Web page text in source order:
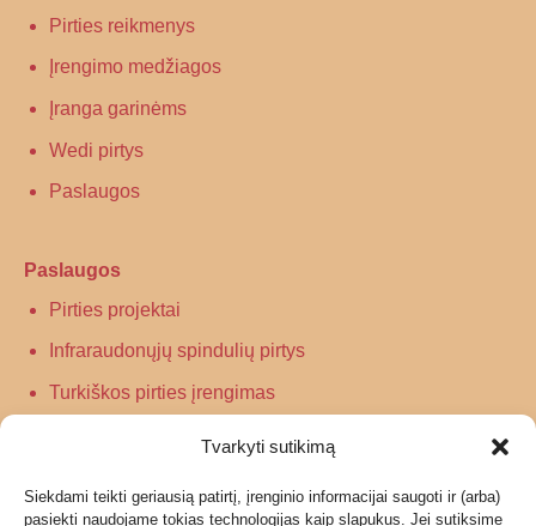
Tvarkyti sutikimą
Siekdami teikti geriausią patirtį, įrenginio informacijai saugoti ir (arba)
pasiekti naudojame tokias technologijas kaip slapukus. Jei sutiksime
Pirties reikmenys
Įrengimo medžiagos
Įranga garinėms
Wedi pirtys
Paslaugos
Paslaugos
Pirties projektai
Infraraudonųjų spindulių pirtys
Turkiškos pirties įrengimas
Informacija